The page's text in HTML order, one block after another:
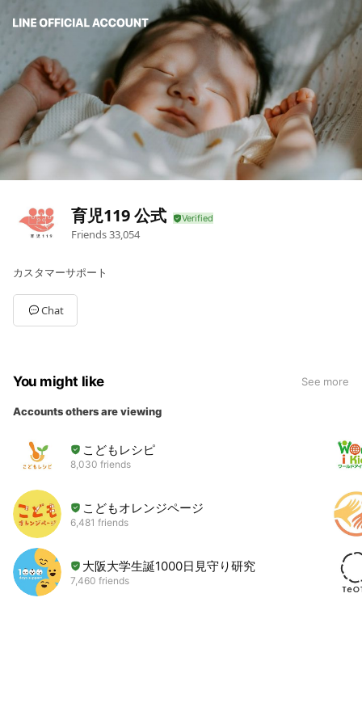
育児119 公式
Friends33,054
カスタマーサポート
Chat
You might like See more
Accounts others are viewing
こどもレシピ
8,030 friends
こどもオレンジページ
6,481 friends
大阪大学生誕1000日見守り研究
7,460 friends